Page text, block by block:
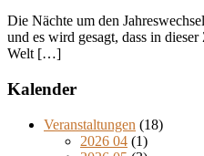
Die Nächte um den
und es wird gesagt, dass in
Welt […]
Kalender
Veranstaltungen (18)
2026 04 (1)